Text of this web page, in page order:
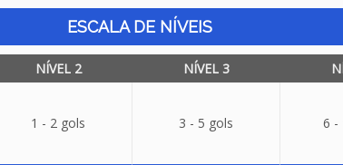
ESCALA DE NÍVEIS
NÍVEL 2 NÍVEL 3
1 - 2 gols 3 - 5 gols 6 -